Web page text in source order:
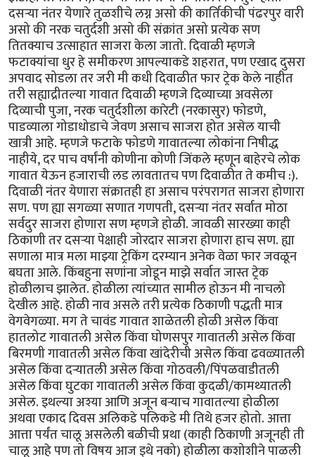
दसर्‍या नंतर येणारे तुळशीचे लग्न असो की कार्तिकीची पंढरपुर वारी
असो की नरक चतुर्दशी असो की संक्रांत असो प्रत्येक सण
तितक्याच उत्साहात साजरा केला जातो. दिवाळी म्हणजे
फटाक्यांचा धुर हे समीकरण आपल्याकडे शहरात, पण एखाद दुसरा
अपवाद सोडला तर जरी मी कधी दिवाळीत फार ट्रेक केले नाहीत
तरी सह्याद्रीतल्या गावात दिवाळी म्हणजे दिव्याच्या अवसेला
दिव्याची पुजा, नरक चतुर्दशीला कारेटी (नरकासुर) फोडणे,
पाडव्याला गोडाधोडाचे जेवण असाच साजरा होत असेल याची
खात्री आहे. म्हणजे फटाके फोडणे गावातल्या लोकांना निषीद्ध
नाहीये, दर पाच वर्षांनी कोणीना कोणी जिंकले म्हणून बाहेरचे लोक
गावात येऊन हजाराची लड लावतातच पण दिवाळीत ते कमीच :).
दिवाळी नंतर येणारा संक्रातही हा असाच परंपरागत साजरा होणारा
सण. पण ह्या सगळ्या सणात गणपती, दसर्‍या नंतर सर्वात मोठा
सर्वदुर साजरा होणारा सण म्हणजे होळी. जावळी सारख्या काही
ठिकाणी तर दसर्‍या पेक्षाही जोरदार साजरा होणारा हाच सण. ह्या
सणाला मात्र मला माझ्या ट्रेकिंग दरम्यान अनेक वेळा फार जवळून
बघता आले. किंबहुना सणांना जोडून माझे सर्वात जास्त ट्रेक
होळीलाच झालेत. होळीला त्यांच्यात सामील होऊन मी नाचलो
देखील आहे. होळी नाव असले तरी प्रत्येक ठिकाणी पद्धती मात्र
वेगवेगळ्या. मग ते चावंड गावात शाळेतली होळी असेल किंवा
हातलोट गावातली असेल किंवा घोणसपुर गावातली असेल किंवा
बिरमणी गावातली असेल किंवा खांदेरीची असेल किंवा ढवळ्यातली
असेल किंवा दर्‍यातली असेल किंवा गोठवली/पिंपळवाडीतली
असेल किंवा घुटका गावातली असेल किंवा कुदळी/कामथ्यातली
असेल. इथल्या अश्या आणि अजून बर्‍याच गावातल्या होळीला
अथवा एकाद दिवस अलिकडे पलिकडे मी तिथे हजर होतो. आत्ता
आत्ता पर्यंत चालू असलेली बळीची प्रथा (काही ठिकाणी अजूनही ती
चालू आहे पण तो विषय आज इथे नको) होळीला कशोशीने पाळली